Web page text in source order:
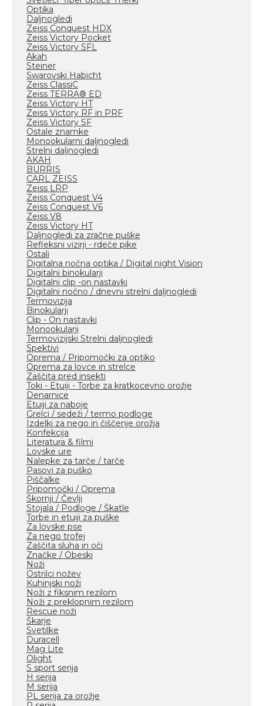
Optika
Daljnogledi
Zeiss Conquest HDX
Zeiss Victory Pocket
Zeiss Victory SFL
Akah
Steiner
Swarovski Habicht
Zeiss ClassiC
Zeiss TERRA® ED
Zeiss Victory HT
Zeiss Victory RF in PRF
Zeiss Victory SF
Ostale znamke
Monookularni daljnogledi
Strelni daljnogledi
AKAH
BURRIS
CARL ZEISS
Zeiss LRP
Zeiss Conquest V4
Zeiss Conquest V6
Zeiss V8
Zeiss Victory HT
Daljnogledi za zračne puške
Refleksni vizirji - rdeče pike
Ostali
Digitalna nočna optika / Digital night Vision
Digitalni binokularji
Digitalni clip -on nastavki
Digitalni nočno / dnevni strelni daljnogledi
Termovizija
Binokularji
Clip - On nastavki
Monookularji
Termovizijski Strelni daljnogledi
Spektivi
Oprema / Pripomočki za optiko
Oprema za lovce in strelce
Zaščita pred insekti
Toki - Etuiji - Torbe za kratkocevno orožje
Denarnice
Etuiji za naboje
Grelci / sedeži / termo podloge
Izdelki za nego in čiščenje orožja
Konfekcija
Literatura & filmi
Lovske ure
Nalepke za tarče / tarče
Pasovi za puško
Piščalke
Pripomočki / Oprema
Škornji / Čevlji
Stojala / Podloge / Škatle
Torbe in etuiji za puške
Za lovske pse
Za nego trofej
Zaščita sluha in oči
Značke / Obeski
Noži
Ostrilci nožev
Kuhinjski noži
Noži z fiksnim rezilom
Noži z preklopnim rezilom
Rescue noži
Škarje
Svetilke
Duracell
Mag Lite
Olight
S sport serija
H serija
M serija
PL serija za orožje